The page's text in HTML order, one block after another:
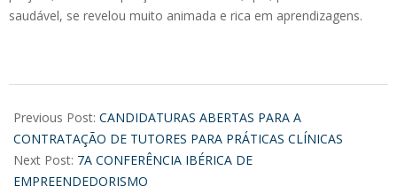
saudável, se revelou muito animada e rica em aprendizagens.
03-
24
Previous Post: CANDIDATURAS ABERTAS PARA A
CONTRATAÇÃO DE TUTORES PARA PRÁTICAS CLÍNICAS
Next Post: 7A CONFERÊNCIA IBÉRICA DE
EMPREENDEDORISMO